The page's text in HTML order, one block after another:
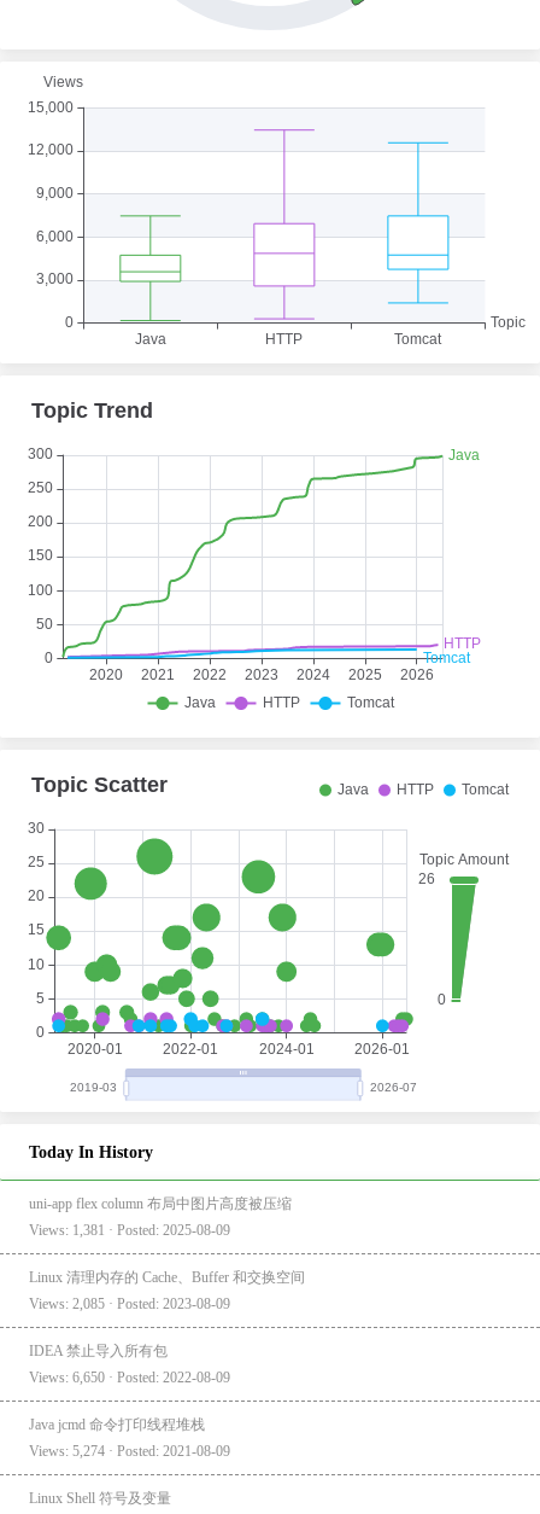
Today In History
uni-app flex column 布局中图片高度被压缩
Views: 1,381 · Posted: 2025-08-09
Linux 清理内存的 Cache、Buffer 和交换空间
Views: 2,085 · Posted: 2023-08-09
IDEA 禁止导入所有包
Views: 6,650 · Posted: 2022-08-09
Java jcmd 命令打印线程堆栈
Views: 5,274 · Posted: 2021-08-09
Linux Shell 符号及变量